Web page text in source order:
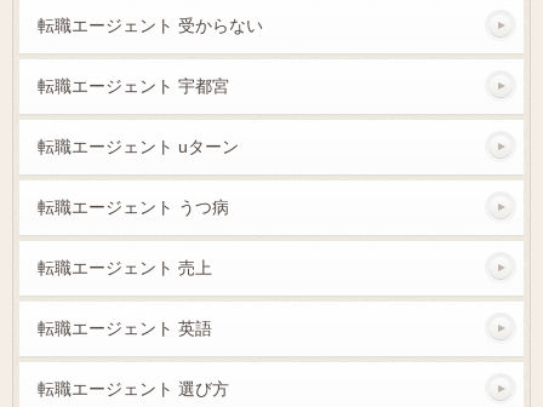
転職エージェント 受からない
転職エージェント 宇都宮
転職エージェント uターン
転職エージェント うつ病
転職エージェント 売上
転職エージェント 英語
転職エージェント 選び方